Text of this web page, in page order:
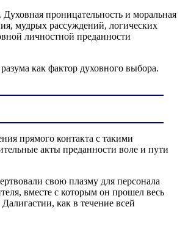
проницательность и моральная
мудрых рассуждений, логических
личностной преданности
как фактор духовного выбора.
прямого контакта с такими
акты преданности воле и пути
свою плазму для персонала
вместе с которым он прошел весь
как в течение всей